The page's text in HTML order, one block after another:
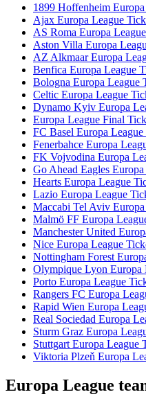
1899 Hoffenheim
Ajax Europa League
AS Roma Europa
Aston Villa Europa
AZ Alkmaar Europa
Benfica Europa League
Bologna Europa League
Celtic Europa League
Dynamo Kyiv Europa
Europa League Final
FC Basel Europa League
Fenerbahce Europa
FK Vojvodina Europa
Go Ahead Eagles
Hearts Europa League
Lazio Europa League
Maccabi Tel Aviv
Malmö FF Europa
Manchester United
Nice Europa League
Nottingham Forest
Olympique Lyon Europa
Porto Europa League
Rangers FC Europa
Rapid Wien Europa
Real Sociedad Europa
Sturm Graz Europa
Stuttgart Europa League
Viktoria Plzeň Europa
Europa League